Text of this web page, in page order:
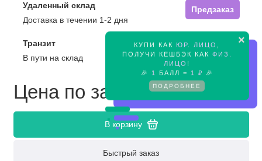
×
КУПИ КАК ЮР. ЛИЦО
ПОЛУЧИ КЕШБЭК КАК ФИЗ.
ЛИЦО !
🎉
1 БАЛЛ = 1 ₽ 🎉
ПОДРОБНЕЕ
Удаленный склад
Предзаказ
Доставка в течении 1-2 дня
Транзит
Предзаказ
В пути на склад
Цена по запросу
В корзину
Быстрый заказ